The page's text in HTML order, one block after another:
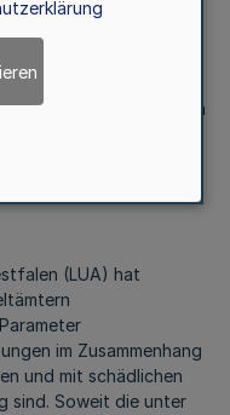
sowie
durch
Rechnung.
Analysenverfahren
für die in den genannten
getroffen
(LUA) hat
im Zusammenhang
und mit schädlichen
sind. Soweit die unter